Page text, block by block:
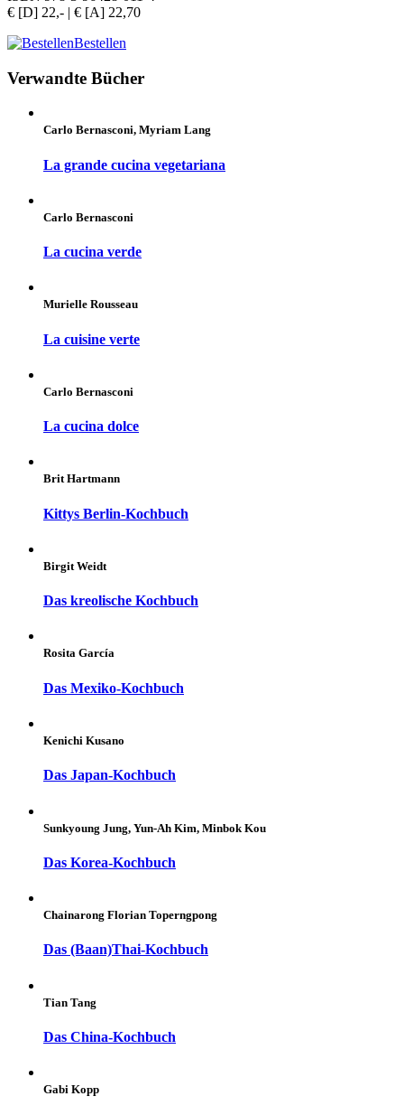
€ [D] 22,- | € [A] 22,70
Bestellen
Verwandte Bücher
Carlo Bernasconi, Myriam Lang
La grande cucina vegetariana
Carlo Bernasconi
La cucina verde
Murielle Rousseau
La cuisine verte
Carlo Bernasconi
La cucina dolce
Brit Hartmann
Kittys Berlin-Kochbuch
Birgit Weidt
Das kreolische Kochbuch
Rosita García
Das Mexiko-Kochbuch
Kenichi Kusano
Das Japan-Kochbuch
Sunkyoung Jung, Yun-Ah Kim, Minbok Kou
Das Korea-Kochbuch
Chainarong Florian Toperngpong
Das (Baan)Thai-Kochbuch
Tian Tang
Das China-Kochbuch
Gabi Kopp